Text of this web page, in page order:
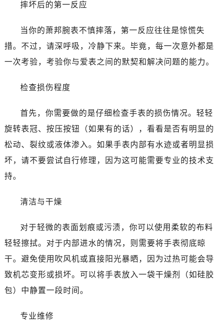
摔坏后的第一反应
当你的萧邦腕表不慎摔落，第一反应往往是惊慌失
措。不过，请深呼吸，冷静下来。毕竟，每一次意外都是
一次考验，考验你与爱表之间的默契和解决问题的能力。
检查损伤程度
首先，你需要做的是仔细检查手表的损伤情况。轻轻
旋转表冠、按压按钮（如果有的话），看看是否有明显的
松动、裂纹或液体渗入。如果手表内部有水迹或者明显损
坏，请不要尝试自行修理，因为这可能需要专业的技术支
持。
清洁与干燥
对于轻微的表面划痕或污渍，你可以使用柔软的布料
轻轻擦拭。对于内部进水的情况，则需要将手表彻底晾
干。避免使用吹风机或直接阳光暴晒，因为过热可能会导
致机芯变形或损坏。可以将手表放入一袋干燥剂（如硅胶
包）中静置一段时间。
专业维修